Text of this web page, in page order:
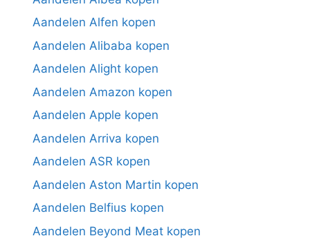
Aandelen Alfen kopen
Aandelen Alibaba kopen
Aandelen Alight kopen
Aandelen Amazon kopen
Aandelen Apple kopen
Aandelen Arriva kopen
Aandelen ASR kopen
Aandelen Aston Martin kopen
Aandelen Belfius kopen
Aandelen Beyond Meat kopen